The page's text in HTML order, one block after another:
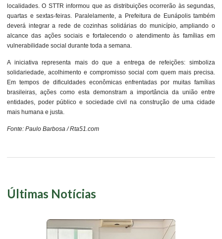
localidades. O STTR informou que as distribuições ocorrerão às segundas,
quartas e sextas-feiras. Paralelamente, a Prefeitura de Eunápolis também
deverá integrar a rede de cozinhas solidárias do município, ampliando o
alcance das ações sociais e fortalecendo o atendimento às famílias em
vulnerabilidade social durante toda a semana.
A iniciativa representa mais do que a entrega de refeições: simboliza
solidariedade, acolhimento e compromisso social com quem mais precisa.
Em tempos de dificuldades econômicas enfrentadas por muitas famílias
brasileiras, ações como esta demonstram a importância da união entre
entidades, poder público e sociedade civil na construção de uma cidade
mais humana e justa.
Fonte: Paulo Barbosa / Rta51.com
Últimas Notícias